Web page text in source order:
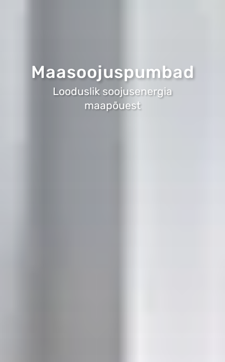
Maasoojuspumbad
Looduslik soojusenergia
maapõuest